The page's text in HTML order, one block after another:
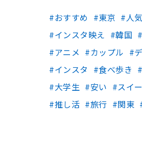
おすすめ 東京
人気
インスタ映え
韓国
アニメ
カップル
インスタ
食べ歩き
大学生
安い スイ
推し活
旅行 関東